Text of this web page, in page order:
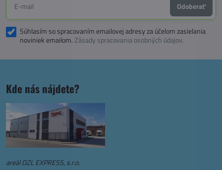
Odoberať
Súhlasím so spracovaním emailovej adresy za účelom zasielania
noviniek emailom.Zásady spracovania osobných údajov.
Kde nás nájdete?
areál DZL EXPRESS, s.r.o.